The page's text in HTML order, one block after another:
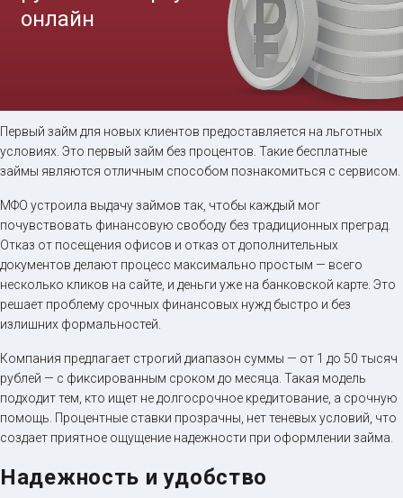
Займ на карту онлайн
Срок от 5до 30 дня
Получить
Первый займ для новых клиентов предоставляется на льготных
условиях. Это первый займ без процентов. Такие бесплатные
займы являются отличным способом познакомиться с сервисом.
МФО устроила выдачу займов так, чтобы каждый мог
почувствовать финансовую свободу без традиционных преград.
Отказ от посещения офисов и отказ от дополнительных
документов делают процесс максимально простым — всего
несколько кликов на сайте, и деньги уже на банковской карте. Это
решает проблему срочных финансовых нужд быстро и без
излишних формальностей.
Компания предлагает строгий диапазон суммы — от 1 до 50 тысяч
рублей — с фиксированным сроком до месяца. Такая модель
подходит тем, кто ищет не долгосрочное кредитование, а срочную
помощь. Процентные ставки прозрачны, нет теневых условий, что
создает приятное ощущение надежности при оформлении займа.
Надежность и удобство